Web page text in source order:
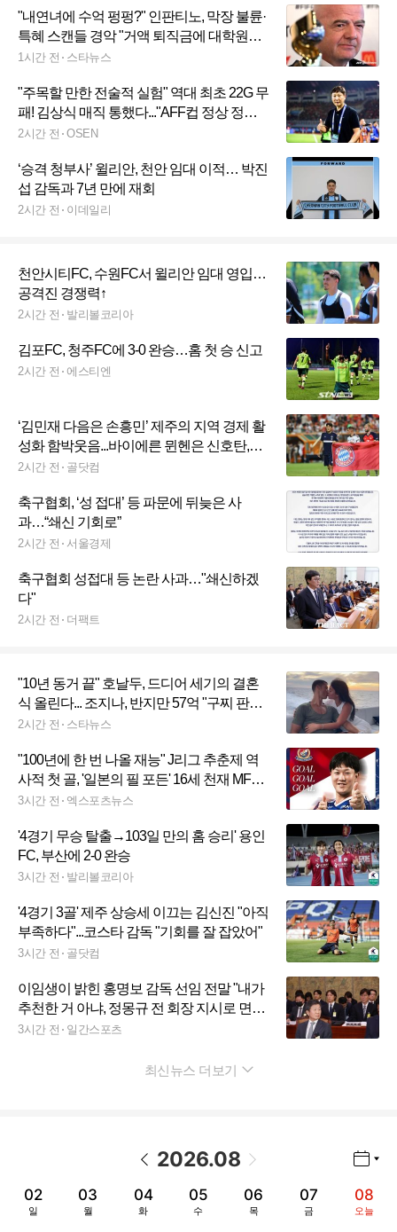
"내연녀에 수억 펑펑?" 인판티노, 막장 불륜·
특혜 스캔들 경악 "거액 퇴직금에 대학원도
보내줬다"... 회장 쫓겨나나
1시간 전 스타뉴스
"주목할 만한 전술적 실험" 역대 최초 22G 무
패! 김상식 매직 통했다..."AFF컵 정상 정복
가능해" 베트남 현지 극찬
2시간 전 OSEN
‘승격 청부사’ 윌리안, 천안 임대 이적… 박진
섭 감독과 7년 만에 재회
2시간 전 이데일리
천안시티FC, 수원FC서 윌리안 임대 영입…
공격진 경쟁력↑
2시간 전 발리볼코리아
김포FC, 청주FC에 3-0 완승…홈 첫 승 신고
2시간 전 에스티엔
‘김민재 다음은 손흥민’ 제주의 지역 경제 활
성화 함박웃음...바이에른 뮌헨은 신호탄,
“LAFC와 맞대결 추진”
2시간 전 골닷컴
축구협회, ‘성 접대’ 등 파문에 뒤늦은 사
과…“쇄신 기회로”
2시간 전 서울경제
축구협회 성접대 등 논란 사과…"쇄신하겠
다"
2시간 전 더팩트
"10년 동거 끝" 호날두, 드디어 세기의 결혼
식 올린다... 조지나, 반지만 57억 "구찌 판매
원이 1조원 사모님으로"
2시간 전 스타뉴스
"100년에 한 번 나올 재능" J리그 추춘제 역
사적 첫 골, '일본의 필 포든' 16세 천재 MF가
주인공…日 축구사 새로 썼다
3시간 전 엑스포츠뉴스
'4경기 무승 탈출→103일 만의 홈 승리' 용인
FC, 부산에 2-0 완승
3시간 전 발리볼코리아
'4경기 3골' 제주 상승세 이끄는 김신진 "아직
부족하다"...코스타 감독 "기회를 잘 잡았어"
3시간 전 골닷컴
이임생이 밝힌 홍명보 감독 선임 전말 "내가
추천한 거 아냐, 정몽규 전 회장 지시로 면
담"
3시간 전 일간스포츠
최신뉴스 더보기
2026.08
02
일
03
월
04
화
05
수
06
목
07
금
08
오늘